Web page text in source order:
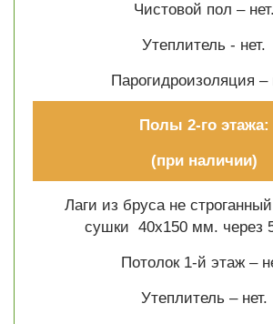
Чистовой пол – нет.
Утеплитель - нет.
Парогидроизоляция –
Полы 2-го этажа:
(при наличии)
Лаги из бруса не
сушки 40х150 мм. через
Потолок 1-й этаж –
Утеплитель – нет.